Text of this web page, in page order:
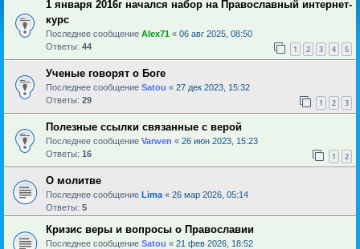
1 января 2016г начался набор на Православный интернет-
курс
Последнее сообщение Alex71 « 06 авг 2025, 08:50
Ответы: 44 1 2 3 4 5
Ученые говорят о Боге
Последнее сообщение Satou « 27 дек 2023, 15:32
Ответы: 29 1 2 3
Полезные ссылки связанные с верой
Последнее сообщение Varwen « 26 июн 2023, 15:23
Ответы: 16 1 2
О молитве
Последнее сообщение Lima « 26 мар 2026, 05:14
Ответы: 5
Кризис веры и вопросы о Православии
Последнее сообщение Satou « 21 фев 2026, 18:52